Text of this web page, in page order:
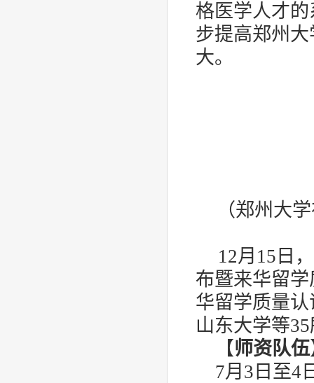
格医学人才
步提高郑州
大。
（郑州大
12月 15 日
布暨来华留
华留学质量
山东大学等35
【师资队伍
7月 3 日至4